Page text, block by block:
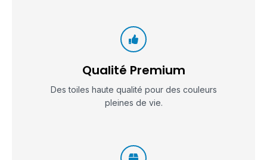
Qualité Premium
Des toiles haute qualité pour des couleurs
pleines de vie.